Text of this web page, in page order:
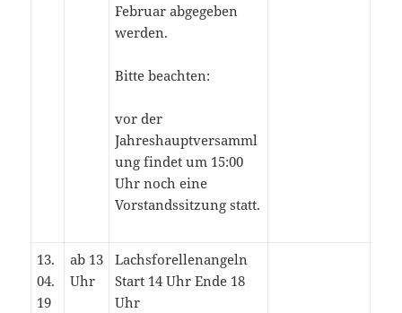
Februar abgegeben
werden.
Bitte beachten:
vor der
Jahreshauptversamml
ung findet um 15:00
Uhr noch eine
Vorstandssitzung statt.
13.
04.
19
ab 13
Uhr
Lachsforellenangeln
Start 14 Uhr Ende 18
Uhr